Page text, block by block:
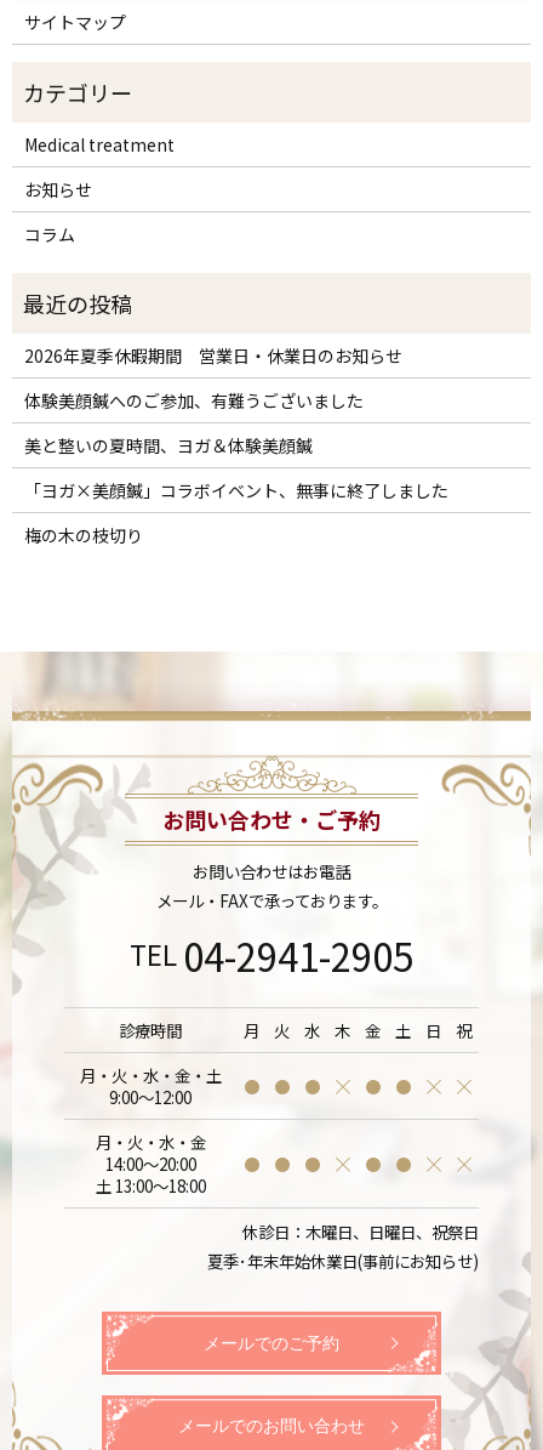
サイトマップ
Medical treatment
お知らせ
コラム
2026年夏季休暇期間 営業日・休業日のお知らせ
体験美顔鍼へのご参加、有難うございました
美と整いの夏時間、ヨガ＆体験美顔鍼
「ヨガ×美顔鍼」コラボイベント、無事に終了しました
梅の木の枝切り
お問い合わせ・ご予約
お問い合わせはお電話
メール・FAXで承っております。
TEL 04-2941-2905
診療時間 月 火 水 木 金 土 日
祝
月・火・水・金・土
9:00～12:00
月・火・水・金
14:00～20:00
土 13:00～18:00
休診日：木曜日、日曜日、祝祭日
夏季･年末年始休業日(事前にお知らせ)
メールでのご予約
メールでのお問い合わせ